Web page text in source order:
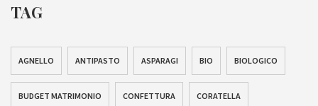
TAG
AGNELLO ANTIPASTO ASPARAGI BIO BIOLOGICO
BUDGET MATRIMONIO CONFETTURA CORATELLA